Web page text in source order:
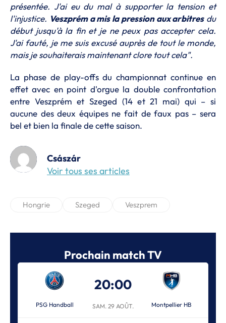
présentée. J'ai eu du mal à supporter la tension et
l'injustice. Veszprém a mis la pression aux arbitresdu
début jusqu'à la fin et je ne peux pas accepter cela.
J'ai fauté, je me suis excusé auprès de tout le monde,
mais je souhaiterais maintenant clore tout cela".
La phase de play-offs du championnat continue en
effet avec en point d'orgue la double confrontation
entre Veszprém et Szeged (14 et 21 mai) qui – si
aucune des deux équipes ne fait de faux pas – sera
bel et bien la finale de cette saison.
Császár
Voir tous ses articles
Hongrie Szeged Veszprem
Prochain match TV
PSG Handball
20:00
SAM. 29 AOÛT. Montpellier HB